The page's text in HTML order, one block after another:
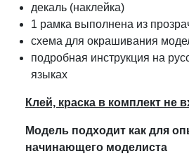
декаль (наклейка)
1 рамка выполнена из
схема для окрашивания
подробная инструкция на
языках
Клей, краска в комплект не
Модель подходит как для оп
начинающего моделиста